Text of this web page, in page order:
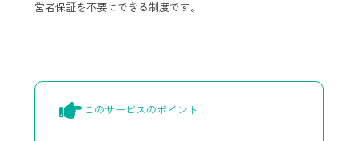
営者保証を不要にできる制度です。
このサービスのポイント